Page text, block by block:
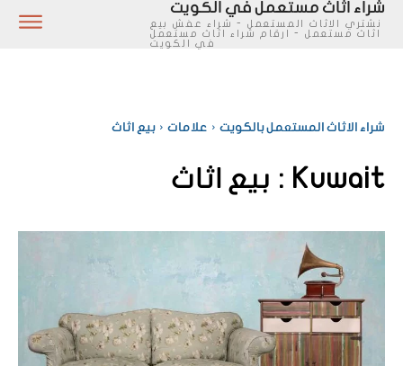
شراء اثاث مستعمل في الكويت
نشتري الاثاث المستعمل - شراء عفش بيع
اثاث مستعمل - ارقام شراء اثاث مستعمل
في الكويت
شراء الاثاث المستعمل بالكويت علامات بيع اثاث
Kuwait : بيع اثاث